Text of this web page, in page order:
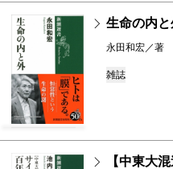
生命の内と
永田和宏／著
雑誌
【中東大